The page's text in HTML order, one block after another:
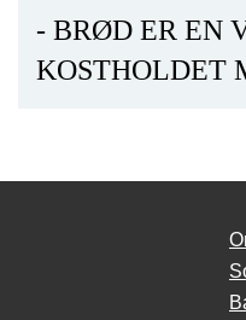
- BRØD ER EN
KOSTHOLDET